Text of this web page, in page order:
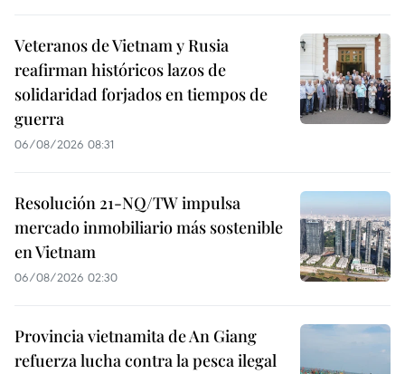
Veteranos de Vietnam y Rusia
reafirman históricos lazos de
solidaridad forjados en tiempos de
guerra
06/08/2026 08:31
Resolución 21-NQ/TW impulsa
mercado inmobiliario más sostenible
en Vietnam
06/08/2026 02:30
Provincia vietnamita de An Giang
refuerza lucha contra la pesca ilegal